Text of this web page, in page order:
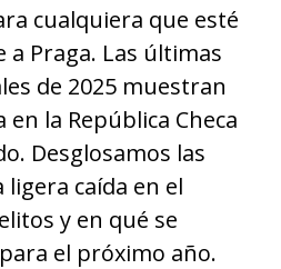
cualquiera que esté
a Praga. Las últimas
de 2025 muestran
la República Checa
Desglosamos las
caída en el
y en qué se
el próximo año.